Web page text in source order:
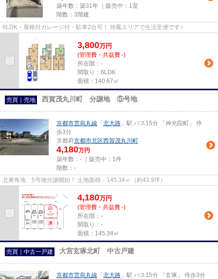
築年数：築31年 ｜販売中： 1室
階数：3階建
6LDK・屋根付ガレージ付・駐車2台可！ 待鳳エリアで生活至便です♪
3,800万円
(管理費・共益費 -)
所在階：-
間取り：6LDK
面積：140.67㎡
売買｜売地 西賀茂丸川町 分譲地 ⑤号地
京都市営烏丸線 「 北大路 」駅 バス15分 「神光院町」 停
歩3分
京都府京都市北区西賀茂丸川町
4,180万円
築年数：- ｜販売中： 1件
階数：-
北東角地 5号地分譲開始！ 土地面積：145.34㎡（約43.9坪）
4,180万円
(管理費・共益費 -)
所在階：-
間取り：-
面積：145.34㎡
売買｜中古一戸建 大宮玄琢北町 中古戸建
京都市営烏丸線 「 北大路 」駅 バス15分 「玄琢」 停歩3分